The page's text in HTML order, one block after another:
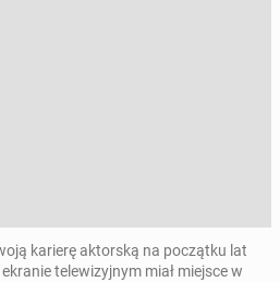
karierę aktorską na początku lat
telewizyjnym miał miejsce w